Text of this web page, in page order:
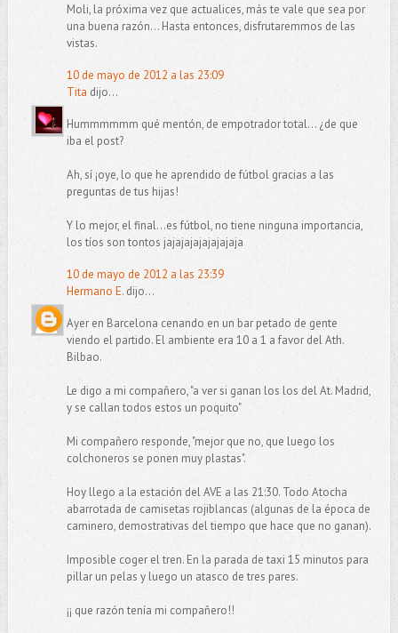
Moli, la próxima vez que actualices, más te vale que sea por
una buena razón... Hasta entonces, disfrutaremmos de las
vistas.
10 de mayo de 2012 a las 23:09
Tita dijo...
Hummmmmm qué mentón, de empotrador total... ¿de que
iba el post?
Ah, sí ¡oye, lo que he aprendido de fútbol gracias a las
preguntas de tus hijas!
Y lo mejor, el final...es fútbol, no tiene ninguna importancia,
los tíos son tontos jajajajajajajajaja
10 de mayo de 2012 a las 23:39
Hermano E.dijo...
Ayer en Barcelona cenando en un bar petado de gente
viendo el partido. El ambiente era 10 a 1 a favor del Ath.
Bilbao.
Le digo a mi compañero, "a ver si ganan los los del At. Madrid,
y se callan todos estos un poquito"
Mi compañero responde, "mejor que no, que luego los
colchoneros se ponen muy plastas".
Hoy llego a la estación del AVE a las 21:30. Todo Atocha
abarrotada de camisetas rojiblancas (algunas de la época de
caminero, demostrativas del tiempo que hace que no ganan).
Imposible coger el tren. En la parada de taxi 15 minutos para
pillar un pelas y luego un atasco de tres pares.
¡¡ que razón tenía mi compañero!!